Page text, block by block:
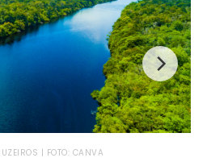
| FOTO: CANVA